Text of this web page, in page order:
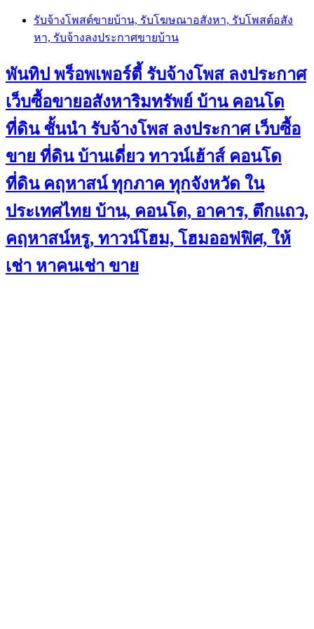
Skip
content
รับจ้างโพสต์ขายบ้าน, รับโฆษณาอสังหา, รับโพสต์อสัง
หา, รับจ้างลงประกาศขายบ้าน
พันทิป พร็อพเพอร์ตี้ รับจ้างโพส ลงประกาศ
เว็บซื้อขายอสังหาริมทรัพย์ บ้าน คอนโด
ที่ดิน ชั้นนำ รับจ้างโพส ลงประกาศ เว็บซื้อ
ขาย ที่ดิน บ้านเดี่ยว ทาวน์เฮ้าส์ คอนโด
ที่ดิน คฤหาสน์ ทุกภาค ทุกจังหวัด ใน
ประเทศไทย บ้าน, คอนโด, อาคาร, ตึกแถว,
คฤหาสน์หรู, ทาวน์โฮม, โฮมออฟฟิศ, ให้
เช่า หาคนเช่า ขาย